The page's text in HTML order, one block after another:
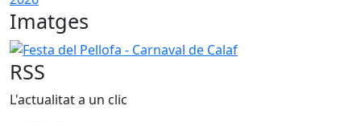
Imatges
Festa del Pellofa - Carnaval de Calaf
RSS
L'actualitat a un clic